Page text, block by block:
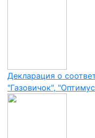
Декларация о
"Газовичок",